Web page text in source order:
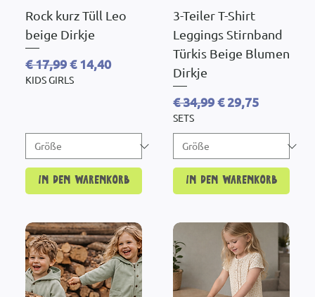
Rock kurz Tüll Leo
beige Dirkje
Standardpreis
€ 17,99Sale-Preis
€ 14,40
KIDS GIRLS
In den Warenkorb
3-Teiler T-Shirt
Leggings Stirnband
Türkis Beige Blumen
Dirkje
Standardpreis
€ 34,99Sale-Preis
€ 29,75
SETS
In den Warenkorb